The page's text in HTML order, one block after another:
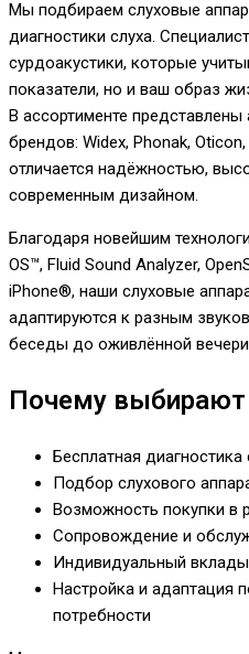
Мы подбираем слуховые
диагностики слуха.
сурдоакустики, которые
показатели, но и ваш образ
В ассортименте
брендов: Widex, Phonak,
отличается надёжностью,
современным дизайном.
Благодаря новейшим
OS™, Fluid Sound Analyzer,
iPhone®, наши слуховые
адаптируются к разным
беседы до оживлённой
Почему выбирают
Бесплатная диагностика
Подбор слухового
Возможность покупки в
Сопровождение и
Индивидуальный
Настройка и адаптация
потребности